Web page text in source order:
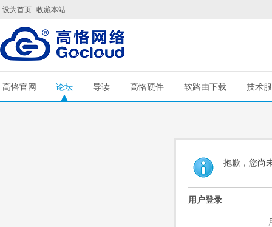
设为首页 收藏本站
高恪官网 论坛 导读 高恪硬件 软路由下载 技术
抱歉，您尚
用户登录